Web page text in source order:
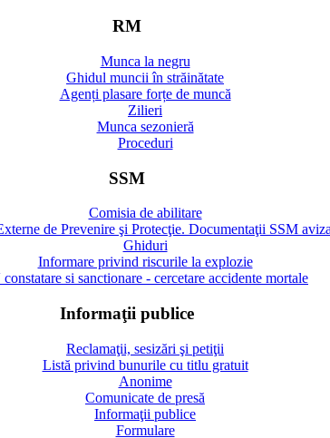
RM
Munca la negru
Ghidul muncii în străinătate
Agenți plasare forțe de muncă
Zilieri
Munca sezonieră
Proceduri
SSM
Comisia de abilitare
de Prevenire şi Protecţie. Documentaţii SSM
Ghiduri
Informare privind riscurile la explozie
si sanctionare - cercetare accidente mortale
Informaţii publice
Reclamaţii, sesizări şi petiţii
Listă privind bunurile cu titlu gratuit
Anonime
Comunicate de presă
Informaţii publice
Formulare